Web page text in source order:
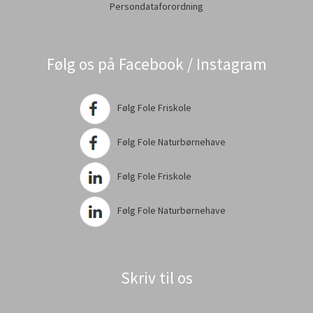
Persondataforordning
Følg os på Facebook / Instagram
Følg Fole Friskole
Følg Fole Naturbørnehave
Følg Fole Friskole
Følg Fole Naturbørnehave
Skriv til os